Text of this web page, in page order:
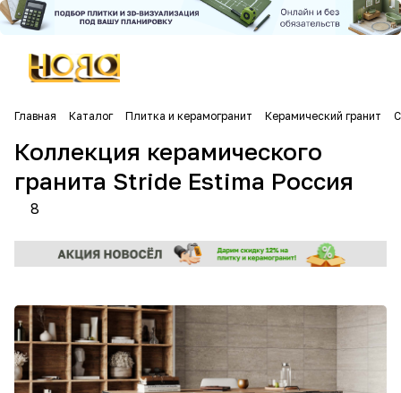
Главная Каталог Плитка и керамогранит Керамический гранит
Коллекция керамического
гранита Stride Estima Россия
8